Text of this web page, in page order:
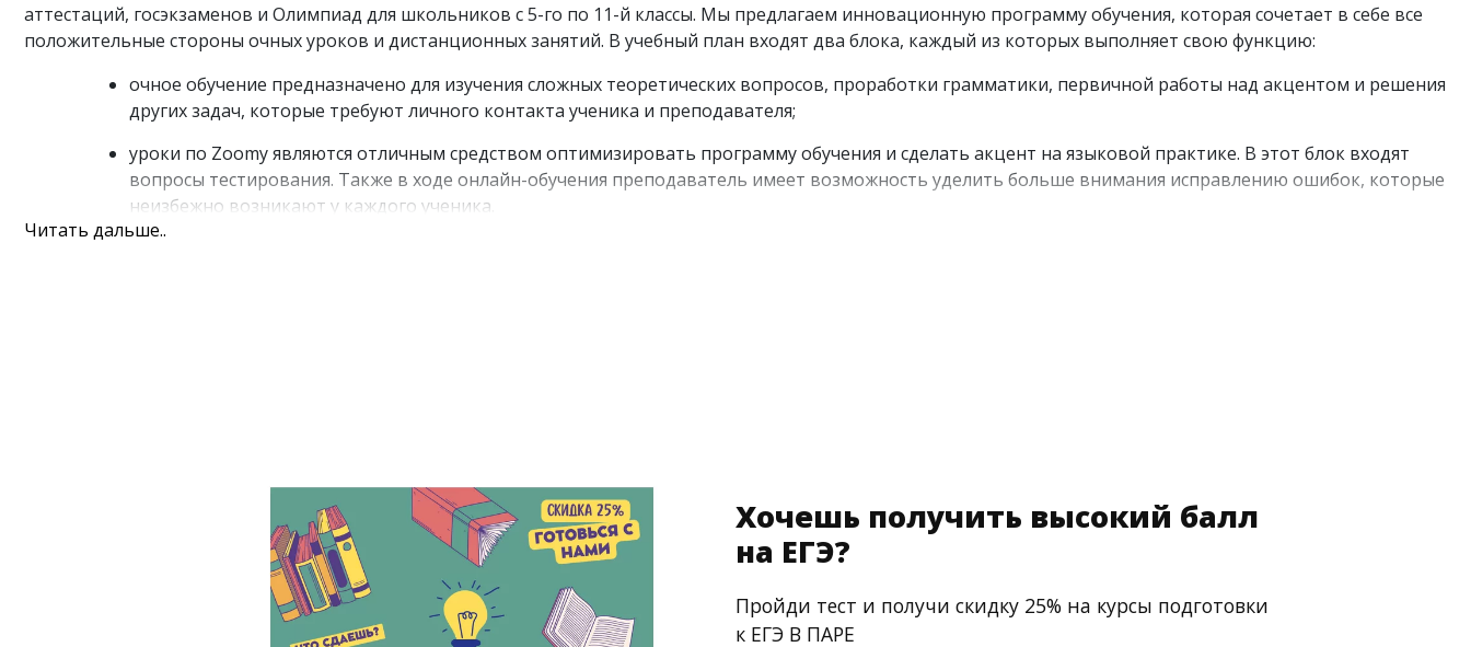
аттестаций, госэкзаменов и Олимпиад для школьников с 5-го по 11-й классы. Мы предлагаем инновационную программу обучения, которая сочетает в себе все
положительные стороны очных уроков и дистанционных занятий. В учебный план входят два блока, каждый из которых выполняет свою функцию:
очное обучение предназначено для изучения сложных теоретических вопросов, проработки грамматики, первичной работы над акцентом и решения
других задач, которые требуют личного контакта ученика и преподавателя;
уроки по Zoomу являются отличным средством оптимизировать программу обучения и сделать акцент на языковой практике. В этот блок входят
вопросы тестирования. Также в ходе онлайн-обучения преподаватель имеет возможность уделить больше внимания исправлению ошибок, которые
неизбежно возникают у каждого ученика.
Читать дальше..
Хочешь получить высокий балл
на ЕГЭ?
Пройди тест и получи скидку 25% на курсы подготовки
к ЕГЭ В ПАРЕ